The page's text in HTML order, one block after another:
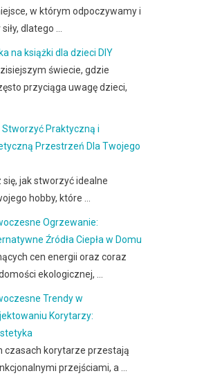
w którym odpoczywamy i
dlatego …
na książki dla dzieci DIY
świecie, gdzie
przyciąga uwagę dzieci,
Stworzyć Praktyczną i
Przestrzeń Dla Twojego
jak stworzyć idealne
hobby, które …
Ogrzewanie:
Źródła Ciepła w Domu
cen energii oraz coraz
ekologicznej, …
Trendy w
Korytarzy:
czasach korytarze przestają
przejściami, a …